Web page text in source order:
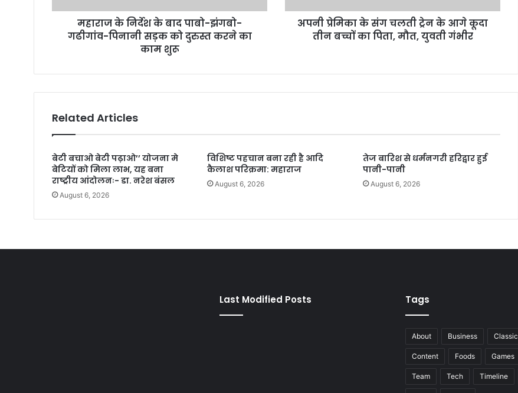
महाराज के निर्देश के बाद पाबो-झंगबो-
गढीगांव-पिनानी सड़क को दुरुस्त करने का
काम शुरू
अपनी प्रेमिका के संग चलती ट्रेन के आगे कूदा
तीन बच्चों का पिता, मौत, युवती गंभीर
Related Articles
बेटी बचाओ बेटी पढ़ाओ’’ योजना मे
बेटियों को मिला लाभ, यह बना
राष्ट्रीय आंदोलनः- डा. नरेश बंसल
August 6, 2026
विशिष्ट पहचान बना रही है आदि
कैलाश परिक्रमा: महाराज
August 6, 2026
तेज बारिश से धर्मनगरी हरिद्वार हुई
पानी-पानी
August 6, 2026
Last Modified Posts Tags
About Business Classic
Content Foods Games
Team Tech Timeline